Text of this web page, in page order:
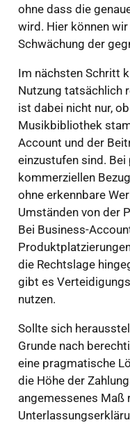
ohne dass die
wird. Hier können
Schwächung der
Im nächsten Schritt
Nutzung tatsächlich
ist dabei nicht nur,
Musikbibliothek
Account und der
einzustufen sind.
kommerziellen
ohne erkennbare
Umständen von der
Bei Business-
die Rechtslage
gibt es
nutzen.
Sollte sich
Grunde nach
eine pragmatische
die Höhe der
angemessenes Maß